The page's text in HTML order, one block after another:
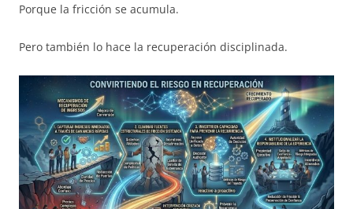
Porque la fricción se acumula.
Pero también lo hace la recuperación disciplinada.